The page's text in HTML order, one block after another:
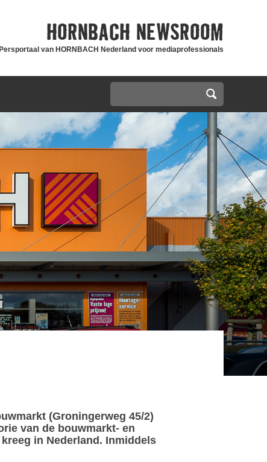
HORNBACH NEWSROOM
Persportaal van HORNBACH Nederland voor mediaprofessionals
(Groningerweg 45/2)
van de bouwmarkt- en
in Nederland. Inmiddels